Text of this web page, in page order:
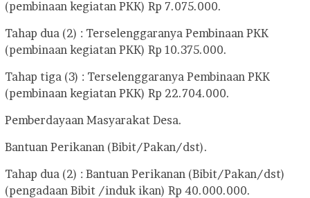
(pembinaan kegiatan PKK) Rp 7.075.000.
Tahap dua (2) : Terselenggaranya Pembinaan PKK
(pembinaan kegiatan PKK) Rp 10.375.000.
Tahap tiga (3) : Terselenggaranya Pembinaan PKK
(pembinaan kegiatan PKK) Rp 22.704.000.
Pemberdayaan Masyarakat Desa.
Bantuan Perikanan (Bibit/Pakan/dst).
Tahap dua (2) : Bantuan Perikanan (Bibit/Pakan/dst)
(pengadaan Bibit /induk ikan) Rp 40.000.000.